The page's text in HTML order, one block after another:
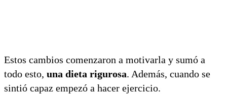
Estos cambios comenzaron a motivarla y sumó a
todo esto, una dieta rigurosa. Además, cuando se
sintió capaz empezó a hacer ejercicio.